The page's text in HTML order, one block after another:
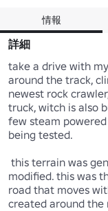
情報
詳細
take a drive with
around the track,
newest rock
truck, witch is also
few steam
being tested.
modified. this was
road that moves
created around the